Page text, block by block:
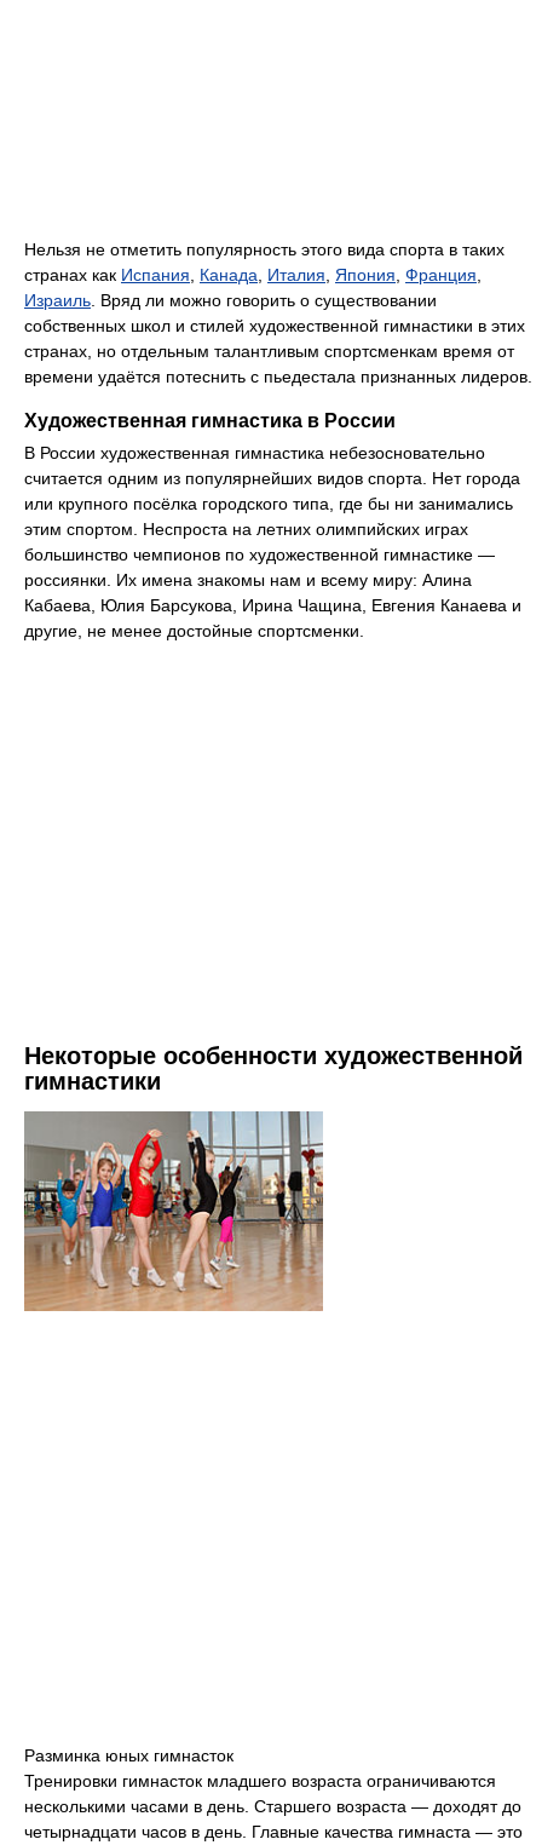
Нельзя не отметить популярность этого вида спорта в таких
странах как Испания Канада Италия Япония Франция
Израиль . Вряд ли можно говорить о существовании
собственных школ и стилей художественной гимнастики в этих
странах, но отдельным талантливым спортсменкам время от
времени удаётся потеснить с пьедестала признанных лидеров.
Художественная гимнастика в России
В России художественная гимнастика небезосновательно
считается одним из популярнейших видов спорта. Нет города
или крупного посёлка городского типа, где бы ни занимались
этим спортом. Неспроста на летних олимпийских играх
большинство чемпионов по художественной гимнастике —
россиянки. Их имена знакомы нам и всему миру: Алина
Кабаева, Юлия Барсукова, Ирина Чащина, Евгения Канаева и
другие, не менее достойные спортсменки.
Некоторые особенности художественной
гимнастики
Разминка юных гимнасток
Тренировки гимнасток младшего возраста ограничиваются
несколькими часами в день. Старшего возраста — доходят до
четырнадцати часов в день. Главные качества гимнаста — это